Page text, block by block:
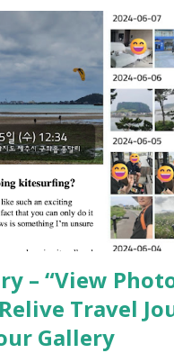
– “View
Travel
Gallery